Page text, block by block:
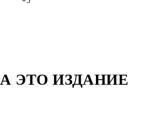
ЭТО ИЗДАНИЕ